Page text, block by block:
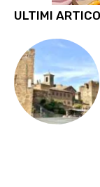
ULTIMI